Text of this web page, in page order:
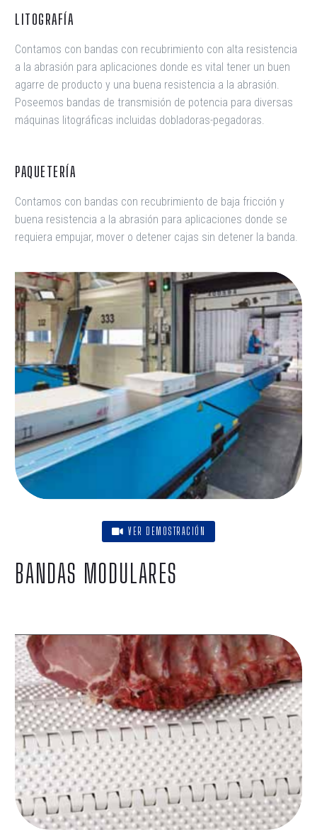
LITOGRAFÍA
Contamos con bandas con recubrimiento con alta resistencia
a la abrasión para aplicaciones donde es vital tener un buen
agarre de producto y una buena resistencia a la abrasión.
Poseemos bandas de transmisión de potencia para diversas
máquinas litográficas incluidas dobladoras-pegadoras.
PAQUETERÍA
Contamos con bandas con recubrimiento de baja fricción y
buena resistencia a la abrasión para aplicaciones donde se
requiera empujar, mover o detener cajas sin detener la banda.
VER DEMOSTRACIÓN
BANDAS MODULARES